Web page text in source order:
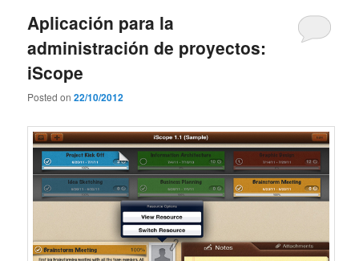
Aplicación para la
administración de proyectos:
iScope
Posted on22/10/2012